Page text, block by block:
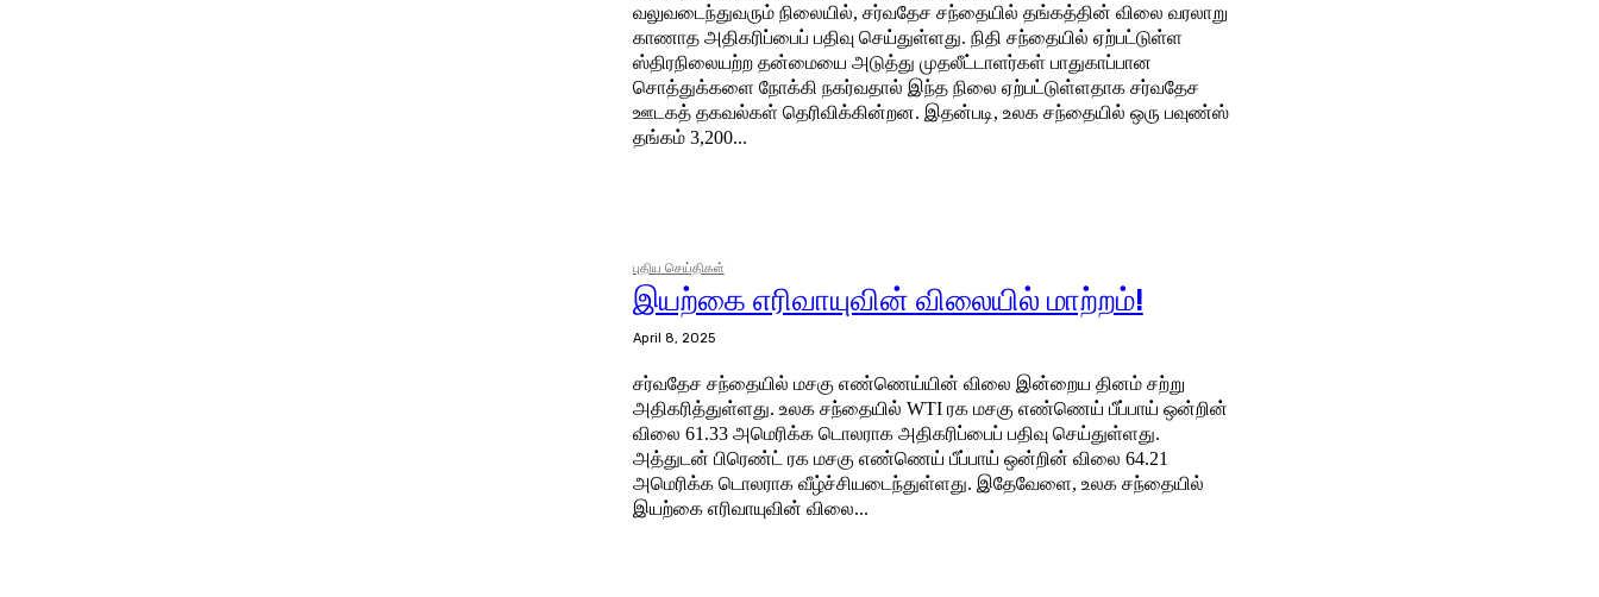
வலுவடைந்துவரும் நிலையில், சர்வதேச சந்தையில் தங்கத்தின் விலை வரலாறு
காணாத அதிகரிப்பைப் பதிவு செய்துள்ளது. நிதி சந்தையில் ஏற்பட்டுள்ள
ஸ்திரநிலையற்ற தன்மையை அடுத்து முதலீட்டாளர்கள் பாதுகாப்பான
சொத்துக்களை நோக்கி நகர்வதால் இந்த நிலை ஏற்பட்டுள்ளதாக சர்வதேச
ஊடகத் தகவல்கள் தெரிவிக்கின்றன. இதன்படி, உலக சந்தையில் ஒரு பவுண்ஸ்
தங்கம் 3,200...
புதிய செய்திகள்
இயற்கை எரிவாயுவின் விலையில் மாற்றம்!
April 8, 2025
சர்வதேச சந்தையில் மசகு எண்ணெய்யின் விலை இன்றைய தினம் சற்று
அதிகரித்துள்ளது. உலக சந்தையில் WTI ரக மசகு எண்ணெய் பீப்பாய் ஒன்றின்
விலை 61.33 அமெரிக்க டொலராக அதிகரிப்பைப் பதிவு செய்துள்ளது.
அத்துடன் பிரெண்ட் ரக மசகு எண்ணெய் பீப்பாய் ஒன்றின் விலை 64.21
அமெரிக்க டொலராக வீழ்ச்சியடைந்துள்ளது. இதேவேளை, உலக சந்தையில்
இயற்கை எரிவாயுவின் விலை...